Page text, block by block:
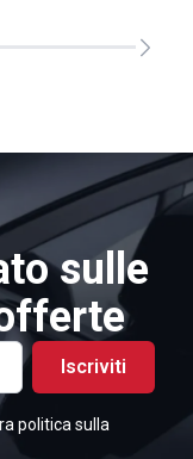
sulle
Iscriviti
politica sulla